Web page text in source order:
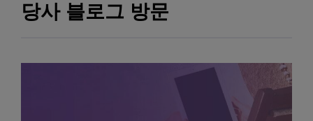
당사 블로그 방문